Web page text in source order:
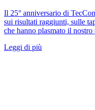
Il 25° anniversario di
sui risultati raggiunti, sulle
che hanno plasmato il nostro
Leggi di più